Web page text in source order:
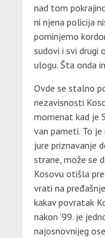
nad tom
ni njena policija
pominjemo
sudovi i svi drugi
ulogu. Šta onda
Ovde se stalno
nezavisnosti
momenat kad je
van pameti. To
jure priznavanje
strane, može se
Kosovu otišla
vrati na
kakav povratak
nakon ’99. je
najosnovnijeg